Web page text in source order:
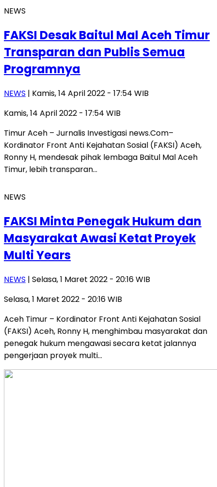
NEWS
FAKSI Desak Baitul Mal Aceh Timur
Transparan dan Publis Semua
Programnya
NEWS | Kamis, 14 April 2022 - 17:54 WIB
Kamis, 14 April 2022 - 17:54 WIB
Timur Aceh – Jurnalis Investigasi news.Com–
Kordinator Front Anti Kejahatan Sosial (FAKSI) Aceh,
Ronny H, mendesak pihak lembaga Baitul Mal Aceh
Timur, lebih transparan…
NEWS
FAKSI Minta Penegak Hukum dan
Masyarakat Awasi Ketat Proyek
Multi Years
NEWS | Selasa, 1 Maret 2022 - 20:16 WIB
Selasa, 1 Maret 2022 - 20:16 WIB
Aceh Timur – Kordinator Front Anti Kejahatan Sosial
(FAKSI) Aceh, Ronny H, menghimbau masyarakat dan
penegak hukum mengawasi secara ketat jalannya
pengerjaan proyek multi…